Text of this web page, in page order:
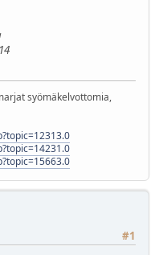
syömäkelvottomia,
#1